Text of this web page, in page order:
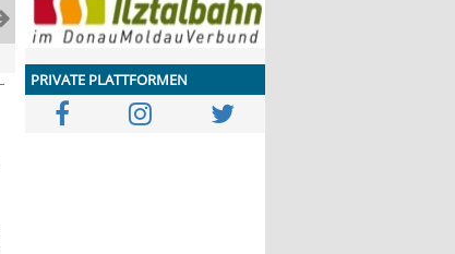
PRIVATE PLATTFORMEN